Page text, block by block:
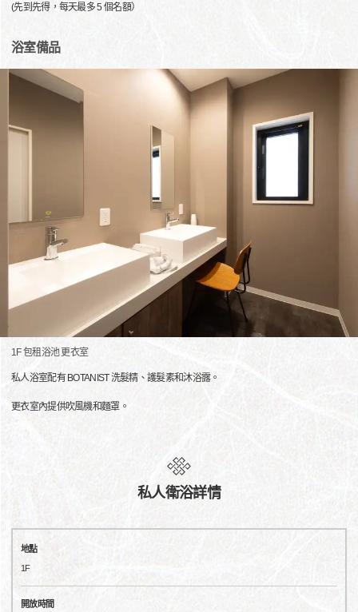
(先到先得，每天最多 5 個名額）
浴室備品
1F 包租浴池 更衣室
私人浴室配有 BOTANIST 洗髮精、護髮素和沐浴露。
更衣室內提供吹風機和麵罩。
私人衛浴詳情
地點
1F
開放時間